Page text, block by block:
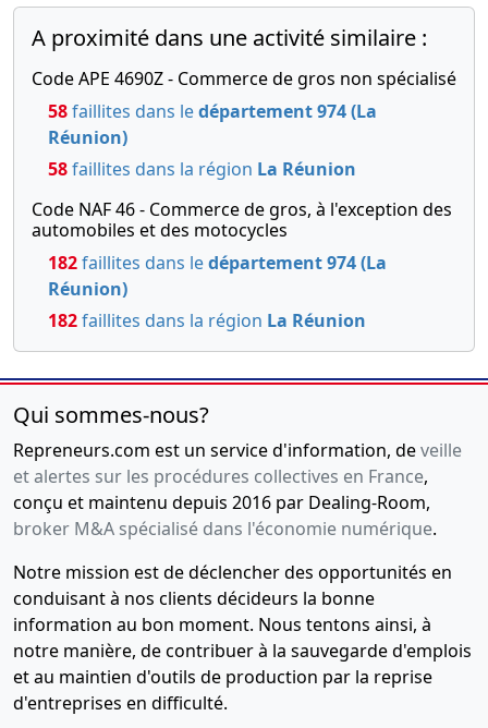
A proximité dans une activité similaire :
Code APE 4690Z - Commerce de gros non spécialisé
58faillites dans ledépartement 974 (La
Réunion)
58faillites dans la région La Réunion
Code NAF 46 - Commerce de gros, à l'exception des
automobiles et des motocycles
182faillites dans ledépartement 974 (La
Réunion)
182faillites dans la région La Réunion
Qui sommes-nous?
Repreneurs.com est un service d'information, deveille
et alertes sur les procédures collectives en France,
conçu et maintenu depuis 2016 par Dealing-Room,
broker M&A spécialisé dans l'économie numérique.
Notre mission est de déclencher des opportunités en
conduisant à nos clients décideurs la bonne
information au bon moment. Nous tentons ainsi, à
notre manière, de contribuer à la sauvegarde d'emplois
et au maintien d'outils de production par la reprise
d'entreprises en difficulté.